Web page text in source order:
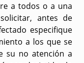
a todos o a una
antes de
especifique
a los que se
su no atención a